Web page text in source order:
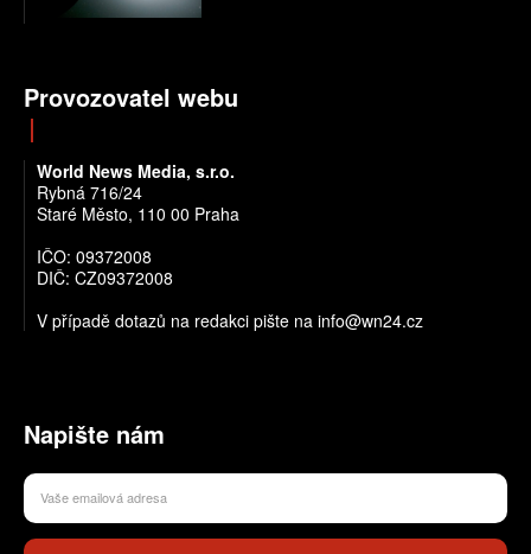
Provozovatel webu
World News Media, s.r.o.
Rybná 716/24
Staré Město, 110 00 Praha
IČO: 09372008
DIČ: CZ09372008
V případě dotazů na redakci pište na info@wn24.cz
Napište nám